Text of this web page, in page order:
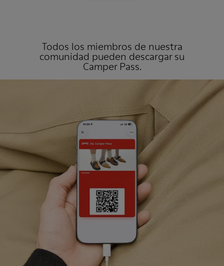
Todos los miembros de nuestra
comunidad pueden descargar su
Camper Pass.